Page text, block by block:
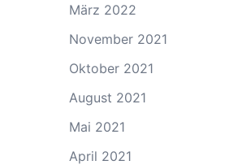
März 2022
November 2021
Oktober 2021
August 2021
Mai 2021
April 2021